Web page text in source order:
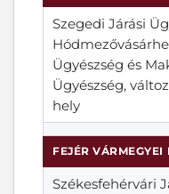
Szegedi Járási
Ügyészség és
Ügyészség,
hely
FEJÉR VÁRMEGYEI
Székesfehérvári